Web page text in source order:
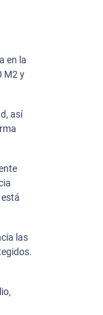
en la
M2 y
así
las